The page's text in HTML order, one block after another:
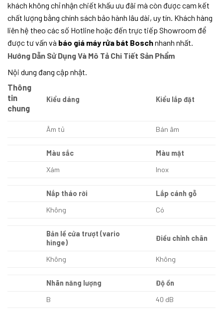
khách không chỉ nhận chiết khấu ưu đãi mà còn được cam kết
chất lượng bằng chính sách bảo hành lâu dài, uy tín. Khách hàng
liên hệ theo các số Hotline hoặc đến trực tiếp Showroom để
được tư vấn và báo giá máy rửa bát Boschnhanh nhất.
Hướng Dẫn Sử Dụng Và Mô Tả Chi Tiết Sản Phẩm
Nội dung đang cập nhật.
Thông
tin
chung
Kiểu dáng Kiểu lắp đặt
Âm tủ Bán âm
Màu sắc
Màu mặt
Xám
Inox
Nắp tháo rời
Lắp cánh gỗ
Không
Có
Bản lề cửa trượt (vario
hinge)
Điều chỉnh chân
Không Không
Nhãn năng lượng
Độ ồn
B
40 dB